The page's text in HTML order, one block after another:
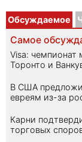
Обсуждаемое
Самое
Visa: чемпионат
Торонто и
В США
евреям из-за
Карни
торговых